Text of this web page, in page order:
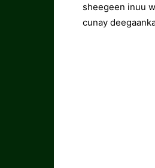
sheegeen inuu
cunay